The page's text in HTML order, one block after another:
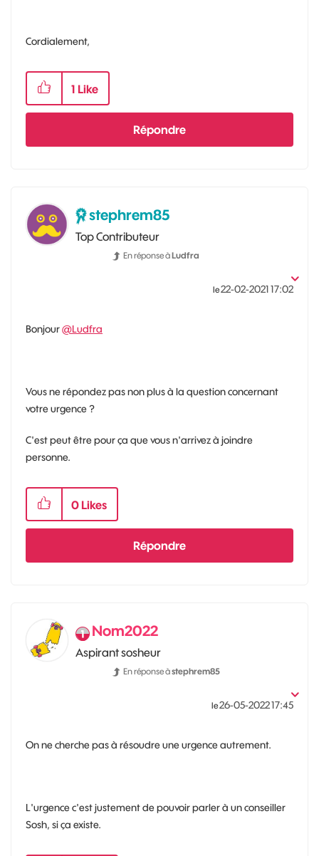
Cordialement,
1 Like
Répondre
stephrem85
Top Contributeur
En réponse àLudfra
le‎22-02-202117:02
Bonjour@Ludfra
Vous ne répondez pas non plus à la question concernant
votre urgence ?
C'est peut être pour ça que vous n'arrivez à joindre
personne.
0 Likes
Répondre
Nom2022
Aspirant sosheur
En réponse àstephrem85
le‎26-05-202217:45
On ne cherche pas à résoudre une urgence autrement.
L'urgence c'est justement de pouvoir parler à un conseiller
Sosh, si ça existe.